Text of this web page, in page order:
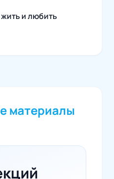
жить и любить
материалы